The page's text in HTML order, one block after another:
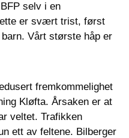
selv i en
er svært trist, først
Vårt største håp er
fremkommelighet
Kløfta. Årsaken er at
veltet. Trafikken
ett av feltene. Bilberger